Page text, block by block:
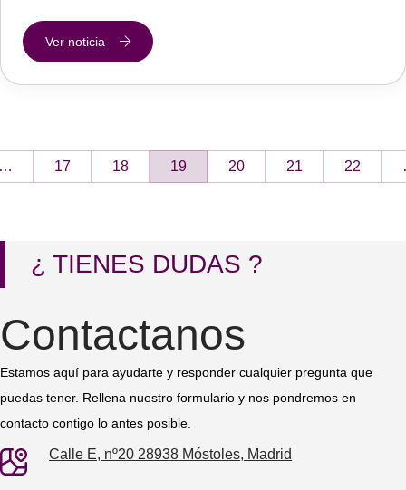
Ver noticia
17 18 19 20 21 22
¿ TIENES DUDAS ?
Contactanos
Estamos aquí para ayudarte y responder cualquier pregunta que
puedas tener. Rellena nuestro formulario y nos pondremos en
contacto contigo lo antes posible.
Calle E, nº20 28938 Móstoles, Madrid